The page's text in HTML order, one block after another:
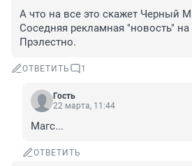
А что на все это скажет Черный
Соседняя рекламная "новость"
Прэлестно.
ОТВЕТИТЬ 1
Гость
22 марта, 11:44
Магс...
ОТВЕТИТЬ